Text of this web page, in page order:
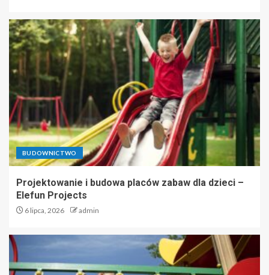
BUDOWNICTWO
Projektowanie i budowa placów zabaw dla dzieci –
Elefun Projects
6 lipca, 2026 admin